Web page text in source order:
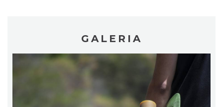
GALERIA